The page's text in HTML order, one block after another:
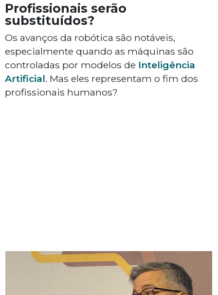
Profissionais serão
substituídos?
Os avanços da robótica são notáveis,
especialmente quando as máquinas são
controladas por modelos de Inteligência
Artificial. Mas eles representam o fim dos
profissionais humanos?